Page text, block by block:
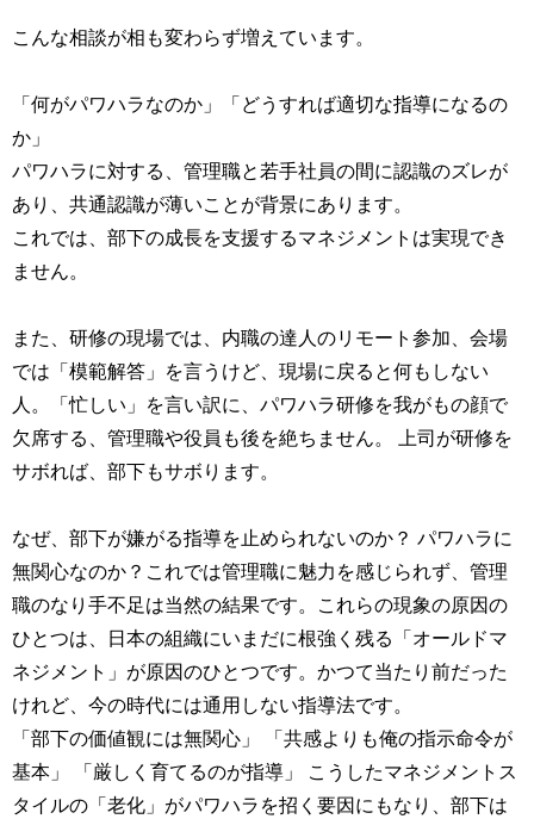
こんな相談が相も変わらず増えています。
「何がパワハラなのか」「どうすれば適切な指導になるの
か」
パワハラに対する、管理職と若手社員の間に認識のズレが
あり、共通認識が薄いことが背景にあります。
これでは、部下の成長を支援するマネジメントは実現でき
ません。
また、研修の現場では、内職の達人のリモート参加、会場
では「模範解答」を言うけど、現場に戻ると何もしない
人。「忙しい」を言い訳に、パワハラ研修を我がもの顔で
欠席する、管理職や役員も後を絶ちません。 上司が研修を
サボれば、部下もサボります。
なぜ、部下が嫌がる指導を止められないのか？ パワハラに
無関心なのか？これでは管理職に魅力を感じられず、管理
職のなり手不足は当然の結果です。これらの現象の原因の
ひとつは、日本の組織にいまだに根強く残る「オールドマ
ネジメント」が原因のひとつです。かつて当たり前だった
けれど、今の時代には通用しない指導法です。
「部下の価値観には無関心」 「共感よりも俺の指示命令が
基本」 「厳しく育てるのが指導」 こうしたマネジメントス
タイルの「老化」がパワハラを招く要因にもなり、部下は